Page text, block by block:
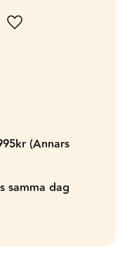
Lägg till i favoriter
(Annars
samma dag